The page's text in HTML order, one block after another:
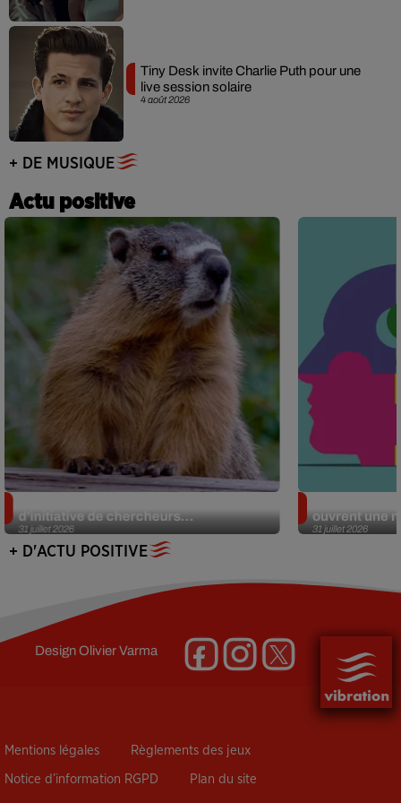
4 août 2026
Tiny Desk invite Charlie Puth pour une
live session solaire
+ DE MUSIQUE
Actu positive
31 juillet 2026
d’initiative de chercheurs...
31 juillet 2026
ouvrent une
+ D'ACTU POSITIVE
DesignOlivier Varma
Mentions légales Règlements des jeux
Notice d’information RGPD Plan du site